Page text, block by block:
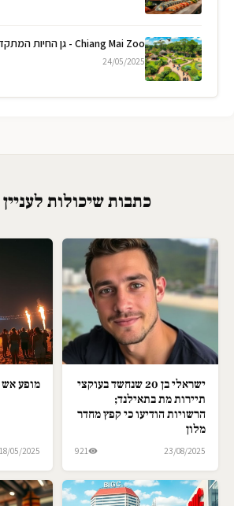
Chiang Mai Zoo - גן החיות המתקדם בצפון תאילנד
24/05/2025
כתבות שיכולות
ישראלי בן 20 שנחשד בעוקצי
תיירות מת בתאילנד;
הרשויות הודיעו כי קפץ מחדר
מלון
23/08/2025
921
מופע אש
18/05/2025